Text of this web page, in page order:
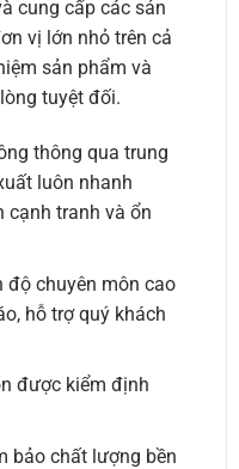
cung cấp các sản
vị lớn nhỏ trên cả
sản phẩm và
tuyệt đối.
thông qua trung
luôn nhanh
cạnh tranh và ổn
chuyên môn cao
hỗ trợ quý khách
được kiểm định
bảo chất lượng bền